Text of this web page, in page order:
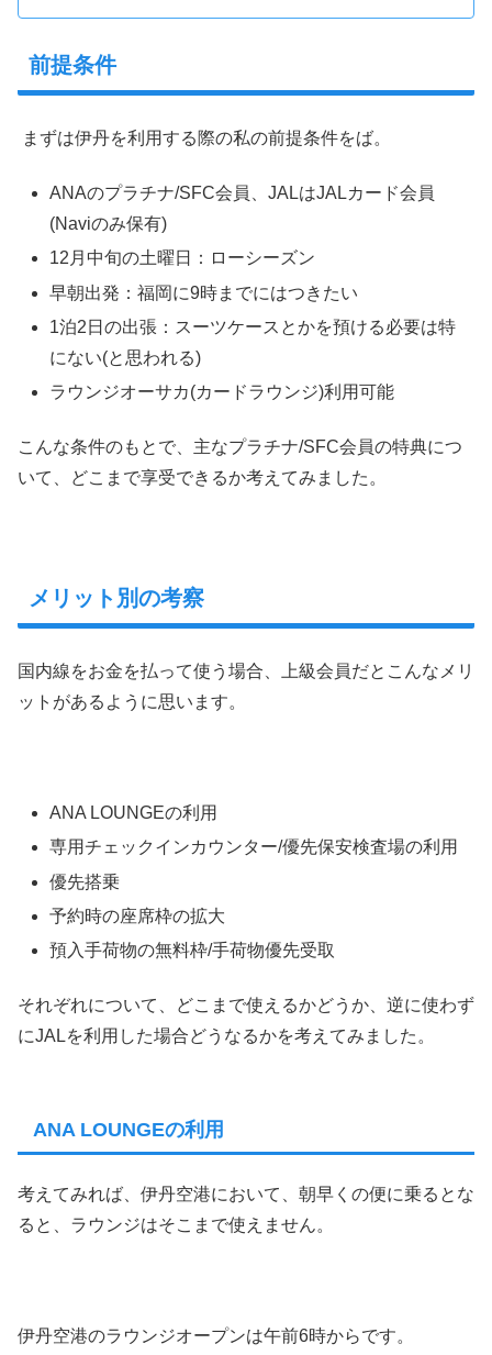
前提条件
まずは伊丹を利用する際の私の前提条件をば。
ANAのプラチナ/SFC会員、JALはJALカード会員
(Naviのみ保有)
12月中旬の土曜日：ローシーズン
早朝出発：福岡に9時までにはつきたい
1泊2日の出張：スーツケースとかを預ける必要は特
にない(と思われる)
ラウンジオーサカ(カードラウンジ)利用可能
こんな条件のもとで、主なプラチナ/SFC会員の特典につ
いて、どこまで享受できるか考えてみました。
メリット別の考察
国内線をお金を払って使う場合、上級会員だとこんなメリ
ットがあるように思います。
ANA LOUNGEの利用
専用チェックインカウンター/優先保安検査場の利用
優先搭乗
予約時の座席枠の拡大
預入手荷物の無料枠/手荷物優先受取
それぞれについて、どこまで使えるかどうか、逆に使わず
にJALを利用した場合どうなるかを考えてみました。
ANA LOUNGEの利用
考えてみれば、伊丹空港において、朝早くの便に乗るとな
ると、ラウンジはそこまで使えません。
伊丹空港のラウンジオープンは午前6時からです。